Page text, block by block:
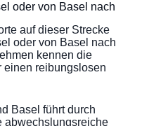
oder von Basel nach
auf dieser Strecke
oder von Basel nach
kennen die
einen reibungslosen
Basel führt durch
abwechslungsreiche